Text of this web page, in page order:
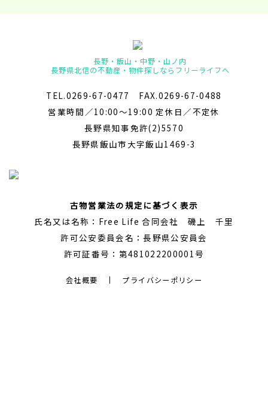
長野・飯山・中野・山ノ内
長野県北信の不動産・物件探しならフリーライフへ
TEL.0269-67-0477 FAX.0269-67-0488
営業時間／10:00～19:00 定休日／不定休
長野県知事免許(2)5570
長野県飯山市大字飯山1469-3
古物営業法の規定に基づく表示
氏名又は名称：Free Life 合同会社 磯上 千里
許可公安委員会名：長野県公安員会
許可証番号：第481022200001号
会社概要 プライバシーポリシー